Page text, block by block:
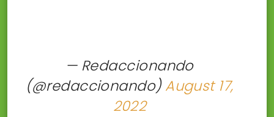
— Redaccionando
(@redaccionando)August 17,
2022